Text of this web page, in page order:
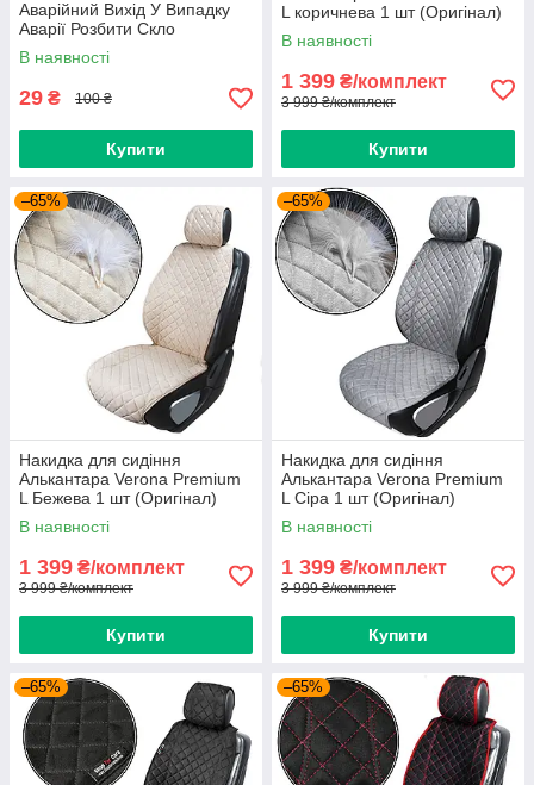
Аварiйний Вихiд У Випадку
Аварії Розбити Скло
Молотком 135x60 мм 1 шт
В наявності
29 ₴ 100 ₴
Купити
L коричнева 1 шт (Оригінал)
В наявності
1 399 ₴/комплект
3 999 ₴/комплект
Купити
–65%
Накидка для сидіння
Алькантара Verona Premium
L Бежева 1 шт (Оригінал)
В наявності
1 399 ₴/комплект
3 999 ₴/комплект
Купити
–65%
Накидка для сидіння
Алькантара Verona Premium
L Сіра 1 шт (Оригінал)
В наявності
1 399 ₴/комплект
3 999 ₴/комплект
Купити
–65% –65%